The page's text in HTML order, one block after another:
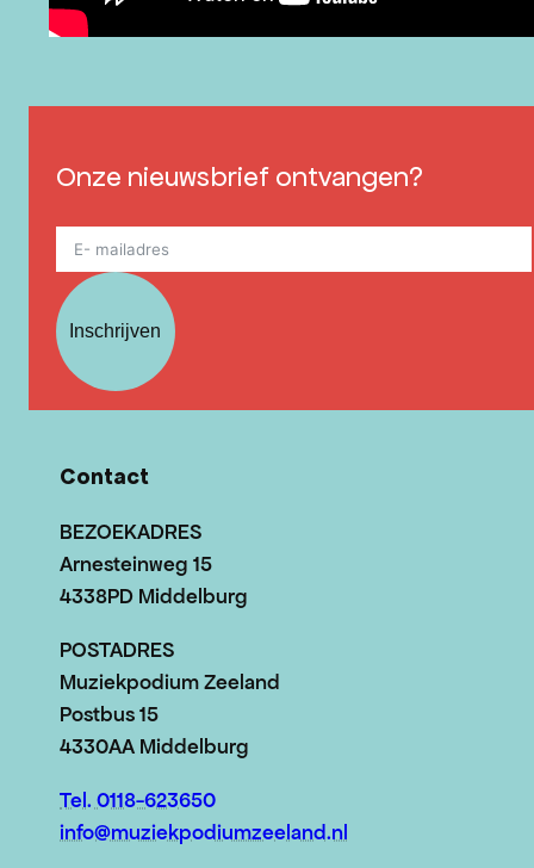
Onze nieuwsbrief ontvangen?
Inschrijven
Contact
BEZOEKADRES
Arnesteinweg 15
4338PD Middelburg
POSTADRES
Muziekpodium Zeeland
Postbus 15
4330AA Middelburg
Tel. 0118-623650
info@muziekpodiumzeeland.nl